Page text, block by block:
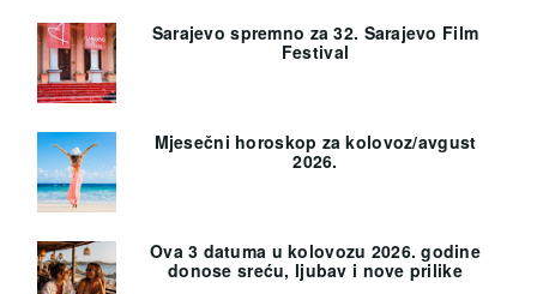
Sarajevo spremno za 32. Sarajevo Film
Festival
Mjesečni horoskop za kolovoz/avgust
2026.
Ova 3 datuma u kolovozu 2026. godine
donose sreću, ljubav i nove prilike